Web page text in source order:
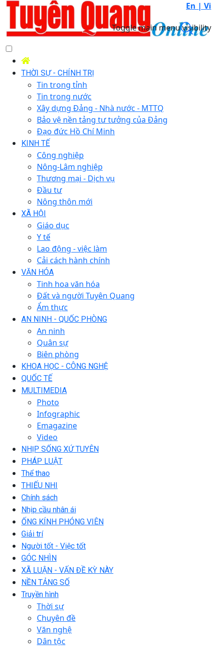
En | Vi
Toggle main menu visibility
THỜI SỰ - CHÍNH TRỊ
Tin trong tỉnh
Tin trong nước
Xây dựng Đảng - Nhà nước - MTTQ
Bảo vệ nền tảng tư tưởng của Đảng
Đạo đức Hồ Chí Minh
KINH TẾ
Công nghiệp
Nông-Lâm nghiệp
Thương mại - Dịch vụ
Đầu tư
Nông thôn mới
XÃ HỘI
Giáo dục
Y tế
Lao động - việc làm
Cải cách hành chính
VĂN HÓA
Tinh hoa văn hóa
Đất và người Tuyên Quang
Ẩm thực
AN NINH - QUỐC PHÒNG
An ninh
Quân sự
Biên phòng
KHOA HỌC - CÔNG NGHỆ
QUỐC TẾ
MULTIMEDIA
Photo
Infographic
Emagazine
Video
NHỊP SỐNG XỨ TUYÊN
PHÁP LUẬT
Thể thao
THIẾU NHI
Chính sách
Nhịp cầu nhân ái
ỐNG KÍNH PHÓNG VIÊN
Giải trí
Người tốt - Việc tốt
GÓC NHÌN
XÃ LUẬN - VẤN ĐỀ KỲ NÀY
NỀN TẢNG SỐ
Truyền hình
Thời sự
Chuyên đề
Văn nghệ
Dân tộc